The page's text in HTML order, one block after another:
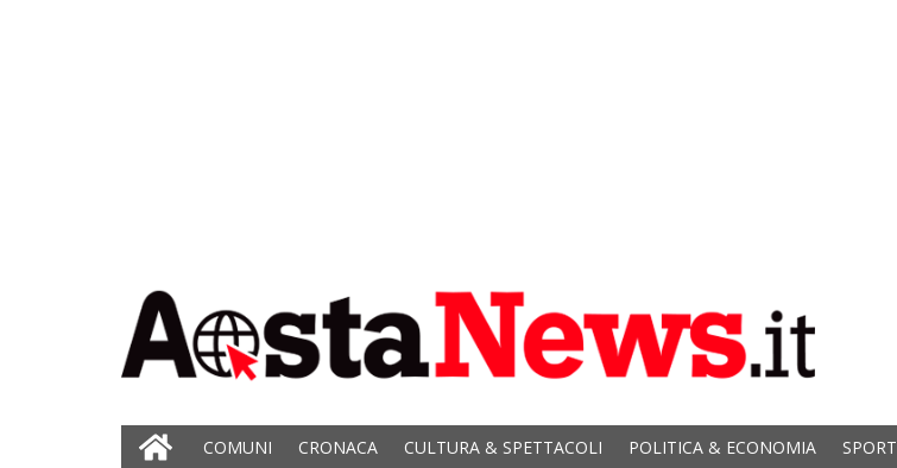
COMUNI CRONACA CULTURA & SPETTACOLI POLITICA & ECONOMIA SPORT